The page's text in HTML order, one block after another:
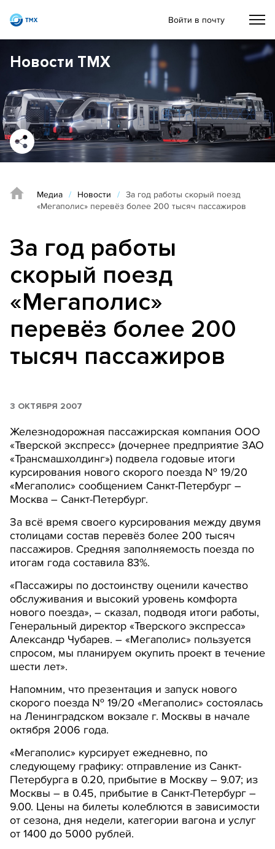
Войти в почту
Новости ТМХ
Медиа / Новости / За год работы скорый поезд
«Мегаполис» перевёз более 200 тысяч пассажиров
За год работы
скорый поезд
«Мегаполис»
перевёз более 200
тысяч пассажиров
3 ОКТЯБРЯ 2007
Железнодорожная пассажирская компания ООО
«Тверской экспресс» (дочернее предприятие ЗАО
«Трансмашхолдинг») подвела годовые итоги
курсирования нового скорого поезда № 19/20
«Мегаполис» сообщением Санкт-Петербург –
Москва – Санкт-Петербург.
За всё время своего курсирования между двумя
столицами состав перевёз более 200 тысяч
пассажиров. Средняя заполняемость поезда по
итогам года составила 83%.
«Пассажиры по достоинству оценили качество
обслуживания и высокий уровень комфорта
нового поезда», – сказал, подводя итоги работы,
Генеральный директор «Тверского экспресса»
Александр Чубарев. – «Мегаполис» пользуется
спросом, мы планируем окупить проект в течение
шести лет».
Напомним, что презентация и запуск нового
скорого поезда № 19/20 «Мегаполис» состоялась
на Ленинградском вокзале г. Москвы в начале
октября 2006 года.
«Мегаполис» курсирует ежедневно, по
следующему графику: отправление из Санкт-
Петербурга в 0.20, прибытие в Москву – 9.07; из
Москвы – в 0.45, прибытие в Санкт-Петербург –
9.00. Цены на билеты колеблются в зависимости
от сезона, дня недели, категории вагона и услуг
от 1400 до 5000 рублей.